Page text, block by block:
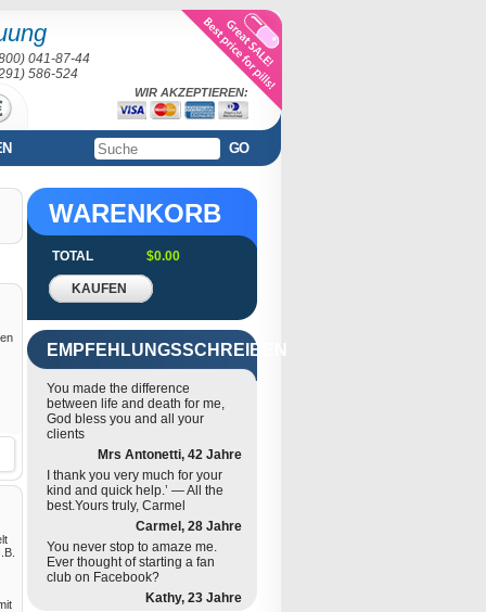
041-87-44
586-524
WIR AKZEPTIEREN:
GO
WARENKORB
TOTAL $0.00
KAUFEN
EMPFEHLUNGSSCHREIBEN
You made the difference
between life and death for me,
God bless you and all your
clients
Mrs Antonetti, 42 Jahre
I thank you very much for your
kind and quick help.’ — All the
best.Yours truly, Carmel
Carmel, 28 Jahre
You never stop to amaze me.
Ever thought of starting a fan
club on Facebook?
Kathy, 23 Jahre